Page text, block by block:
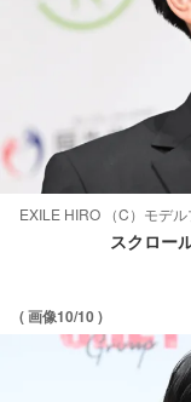
EXILE HIRO （C）モデル
スクロー
( 画像10/10 )